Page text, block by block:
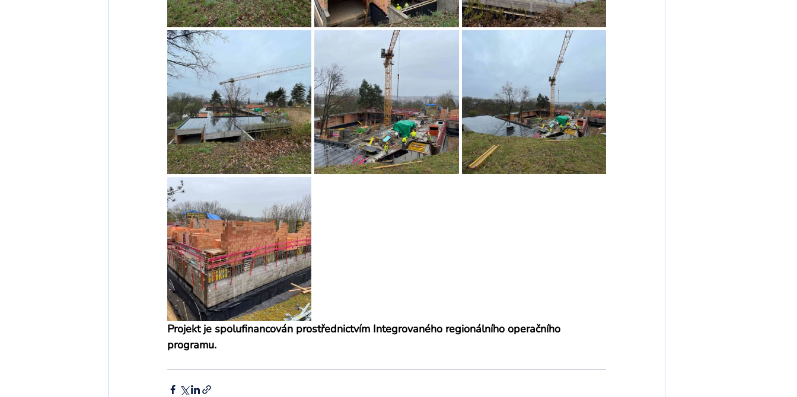
Projekt je spolufinancován prostřednictvím Integrovaného regionálního operačního
programu.